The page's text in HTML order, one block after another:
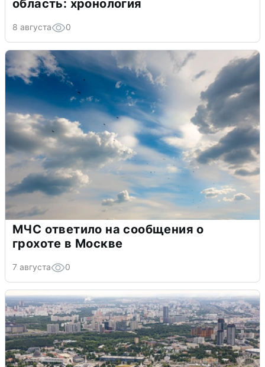
область: хронология
8 августа 0
МЧС ответило на сообщения о
грохоте в Москве
7 августа 0